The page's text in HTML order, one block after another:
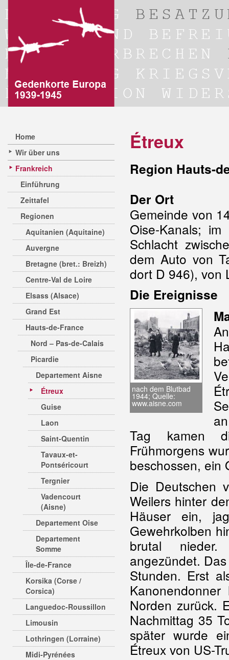
Home
Wir über uns
Frankreich
Einführung
Zeittafel
Regionen
Aquitanien (Aquitaine)
Auvergne
Bretagne (bret.: Breizh)
Centre-Val de Loire
Elsass (Alsace)
Grand Est
Hauts-de-France
Nord – Pas-de-Calais
Picardie
Departement Aisne
Étreux
Guise
Laon
Saint-Quentin
Tavaux-et-
Pontséricourt
Tergnier
Vadencourt
(Aisne)
Departement Oise
Departement
Somme
Île-de-France
Korsika (Corse /
Corsica)
Languedoc-Roussillon
Limousin
Lothringen (Lorraine)
Midi-Pyrénées
Étreux
Region Hauts-
Der Ort
Gemeinde von
Oise-Kanals;
Schlacht
dem Auto von
dort D 946), von
Die Ereignisse
nach dem Blutbad
1944; Quelle:
www.aisne.com
Tag kamen
Frühmorgens
beschossen, ein
Die Deutschen
Weilers hinter
Häuser ein,
Gewehrkolben
brutal
angezündet.
Stunden. Erst
Norden zurück.
Nachmittag 35
später wurde
Étreux von US-